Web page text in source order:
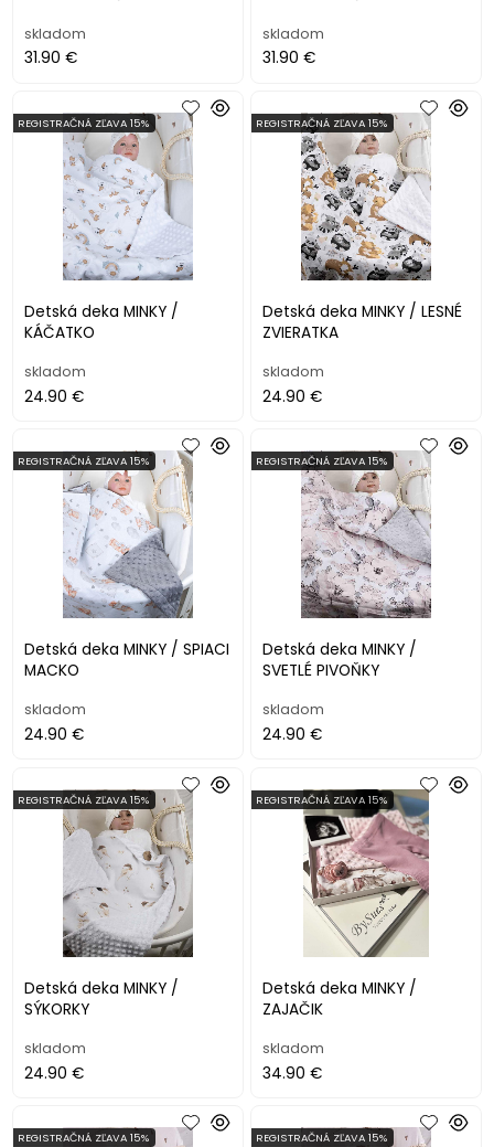
skladom
31.90 €
skladom
31.90 €
Detská deka MINKY /
KÁČATKO
REGISTRAČNÁ ZĽAVA 15%
skladom
24.90 €
Detská deka MINKY / LESNÉ
ZVIERATKA
REGISTRAČNÁ ZĽAVA 15%
skladom
24.90 €
Detská deka MINKY / SPIACI
MACKO
REGISTRAČNÁ ZĽAVA 15%
skladom
24.90 €
Detská deka MINKY /
SVETLÉ PIVOŇKY
REGISTRAČNÁ ZĽAVA 15%
skladom
24.90 €
Detská deka MINKY /
SÝKORKY
REGISTRAČNÁ ZĽAVA 15%
skladom
24.90 €
Detská deka MINKY /
ZAJAČIK
REGISTRAČNÁ ZĽAVA 15%
skladom
34.90 €
REGISTRAČNÁ ZĽAVA 15% REGISTRAČNÁ ZĽAVA 15%